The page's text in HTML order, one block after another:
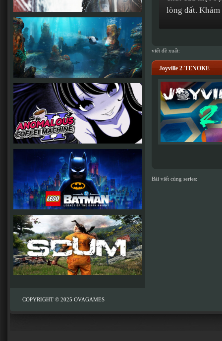
lòng đất.
viết đề xuất:
Joyville 2-TENOKE
Bài viết cùng series:
COPYRIGHT © 2025 OVAGAMES